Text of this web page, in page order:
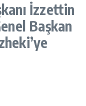
İzzettin
Başkan